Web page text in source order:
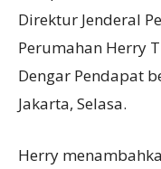
Direktur Jenderal
Perumahan Herry
Dengar Pendapat
Jakarta, Selasa.
Herry